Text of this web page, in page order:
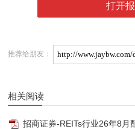
打开
推荐给朋友：
相关阅读
招商证券-REITs行业26年8月